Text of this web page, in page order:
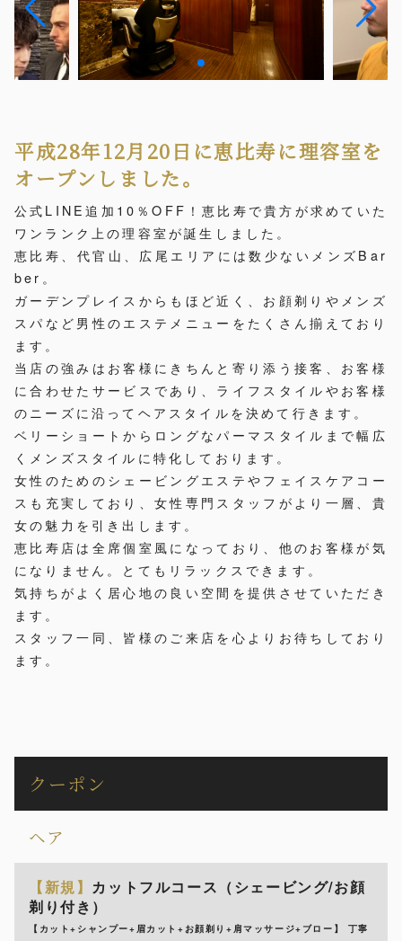
平成28年12月20日に恵比寿に理容室を
オープンしました。
公式LINE追加10％OFF！恵比寿で貴方が求めていた
ワンランク上の理容室が誕生しました。
恵比寿、代官山、広尾エリアには数少ないメンズBar
ber。
ガーデンプレイスからもほど近く、お顔剃りやメンズ
スパなど男性のエステメニューをたくさん揃えており
ます。
当店の強みはお客様にきちんと寄り添う接客、お客様
に合わせたサービスであり、ライフスタイルやお客様
のニーズに沿ってヘアスタイルを決めて行きます。
ベリーショートからロングなパーマスタイルまで幅広
くメンズスタイルに特化しております。
女性のためのシェービングエステやフェイスケアコー
スも充実しており、女性専門スタッフがより一層、貴
女の魅力を引き出します。
恵比寿店は全席個室風になっており、他のお客様が気
になりません。とてもリラックスできます。
気持ちがよく居心地の良い空間を提供させていただき
ます。
スタッフ一同、皆様のご来店を心よりお待ちしており
ます。
クーポン
ヘア
【新規】 カットフルコース（シェービング/お顔
剃り付き）
【カット+シャンプー+眉カット+お顔剃り+肩マッサージ+ブロー】 丁寧